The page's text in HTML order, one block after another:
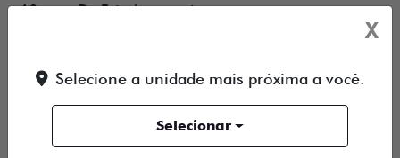
Sensor De Estacionamento
Trio Elétrico
Turbo
X
Selecione a unidade mais próxima a você.
Selecionar